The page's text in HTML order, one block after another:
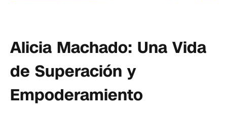
Alicia Machado: Una Vida
de Superación y
Empoderamiento